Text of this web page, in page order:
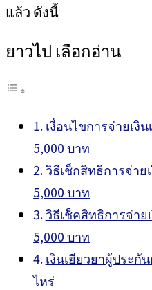
แล้ว ดังนี้
ยาวไป เลือกอ่าน
เงื่อนไขการจ่ายเงิ
5,000 บาท
วิธีเช็กสิทธิการจ่า
5,000 บาท
วิธีเช็คสิทธิการจ่า
5,000 บาท
เงินเยียวยาผู้ประกั
ไหร่